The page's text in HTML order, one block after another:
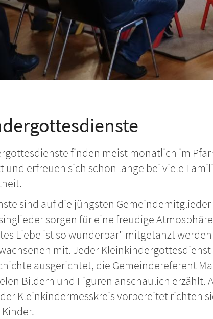
finden meist monatlich im
und erfreuen sich schon lange bei viele
sind auf die jüngsten
sorgen für eine freudige
Liebe ist so wunderbar" mitgetanzt
mit. Jeder
ausgerichtet, die Gemeindereferent
Bildern und Figuren anschaulich erzählt.
Kleinkindermesskreis vorbereitet richten